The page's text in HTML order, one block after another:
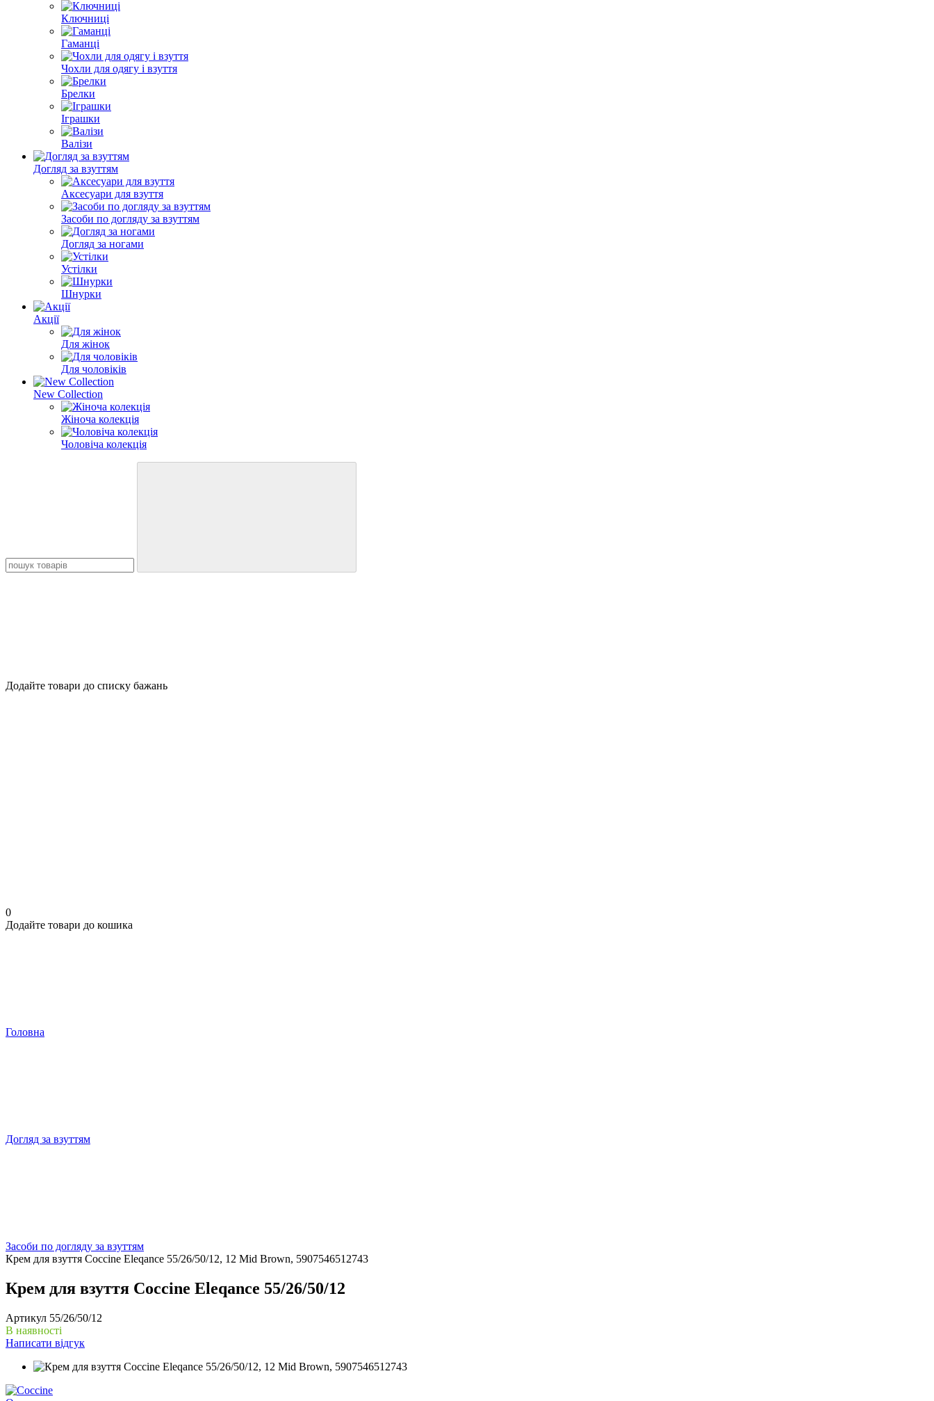
Ключниці
Гаманці
Чохли для одягу і взуття
Брелки
Іграшки
Валізи
Догляд за взуттям
Аксесуари для взуття
Засоби по догляду за взуттям
Догляд за ногами
Устілки
Шнурки
Акції
Для жінок
Для чоловіків
New Collection
Жіноча колекція
Чоловіча колекція
Додайте товари до списку бажань
0
Додайте товари до кошика
Головна
Догляд за взуттям
Засоби по догляду за взуттям
Крем для взуття Coccine Eleqance 55/26/50/12, 12 Mid Brown, 5907546512743
Крем для взуття Coccine Eleqance 55/26/50/12
Артикул 55/26/50/12
В наявності
Написати відгук